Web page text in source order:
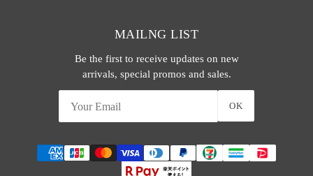
MAILNG LIST
Be the first to receive updates on new
arrivals, special promos and sales.
OK